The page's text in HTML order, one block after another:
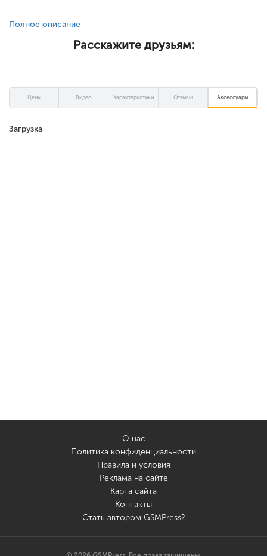
Полное описание
Расскажите друзьям:
Цены Видео Характеристики Отзывы Аксессуары
Загрузка
О нас
Политика конфиденциальности
Правила и условия
Реклама на сайте
Карта сайта
Контакты
Стать автором GSMPress?